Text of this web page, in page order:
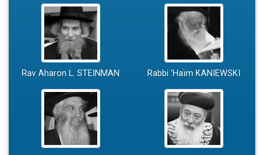
Rav Aharon L. STEINMAN Rabbi 'Haïm KANIEWSKI